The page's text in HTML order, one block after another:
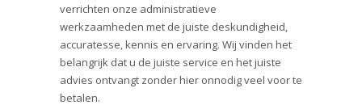
verrichten onze administratieve
werkzaamheden met de juiste deskundigheid,
accuratesse, kennis en ervaring. Wij vinden het
belangrijk dat u de juiste service en het juiste
advies ontvangt zonder hier onnodig veel voor te
betalen.